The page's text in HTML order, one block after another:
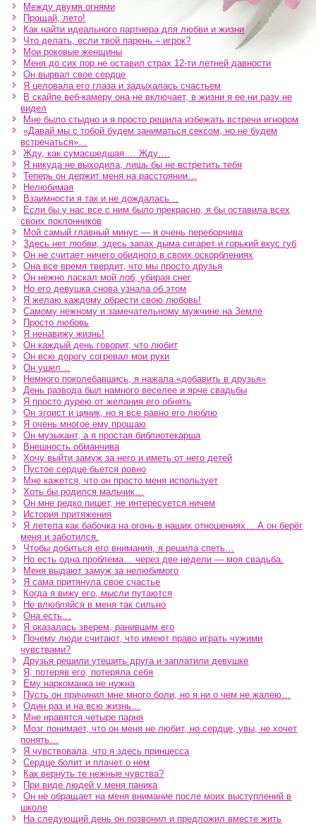
Между двумя огнями
Прощай, лето!
Как найти идеального партнера для любви и жизни
Что делать, если твой парень – игрок?
Мои роковые женщины
Меня до сих пор не оставил страх 12-ти летней давности
Он вырвал свое сердце
Я целовала его глаза и задыхалась счастьем
В скайпе веб-камеру она не включает, в жизни я ее ни разу не
видел
Мне было стыдно и я просто решила избежать встречи игнором
«Давай мы с тобой будем заниматься сексом, но не будем
встречаться»…
Жду, как сумасшедшая…. Жду….
Я никуда не выходила, лишь бы не встретить тебя
Теперь он держит меня на расстоянии…
Нелюбимая
Взаимности я так и не дождалась…
Если бы у нас все с ним было прекрасно, я бы оставила всех
своих поклонников
Мой самый главный минус — я очень переборчива
Здесь нет любви, здесь запах дыма сигарет и горький вкус губ
Он не считает ничего обидного в своих оскорблениях
Она все время твердит, что мы просто друзья
Он нежно ласкал мой лоб, убирая снег
Но его девушка снова узнала об этом
Я желаю каждому обрести свою любовь!
Самому нежному и замечательному мужчине на Земле
Просто любовь
Я ненавижу жизнь!
Он каждый день говорит, что любит
Он всю дорогу согревал мои руки
Он ушел…
Немного поколебавшись, я нажала «добавить в друзья»
День развода был намного веселее и ярче свадьбы
Я просто дурею от желания его обнять
Он эгоист и циник, но я все равно его люблю
Я очень многое ему прощаю
Он музыкант, а я простая библиотекарша
Внешность обманчива
Хочу выйти замуж за него и иметь от него детей
Пустое сердце бьется ровно
Мне кажется, что он просто меня использует
Хоть бы родился мальчик…
Он мне редко пишет, не интересуется ничем
История притяжения
Я летела как бабочка на огонь в наших отношениях… А он берёг
меня и заботился.
Чтобы добиться его внимания, я решила спеть…
Но есть одна проблема… через две недели — моя свадьба.
Меня выдают замуж за нелюбимого
Я сама притянула свое счастье
Когда я вижу его, мысли путаются
Не влюбляйся в меня так сильно
Она есть…
Я оказалась зверем, ранившим его
Почему люди считают, что имеют право играть чужими
чувствами?
Друзья решили утешить друга и заплатили девушке
Я, потеряв его, потеряла себя
Ему наркоманка не нужна
Пусть он причинил мне много боли, но я ни о чем не жалею…
Один раз и на всю жизнь…
Мне нравятся четыре парня
Мозг понимает, что он меня не любит, но сердце, увы, не хочет
понять…
Я чувствовала, что я здесь принцесса
Сердце болит и плачет о нем
Как вернуть те нежные чувства?
При виде людей у меня паника
Он не обращает на меня внимание после моих выступлений в
школе
На следующий день он позвонил и предложил вместе жить